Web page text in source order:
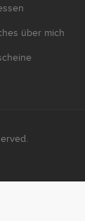
über mich